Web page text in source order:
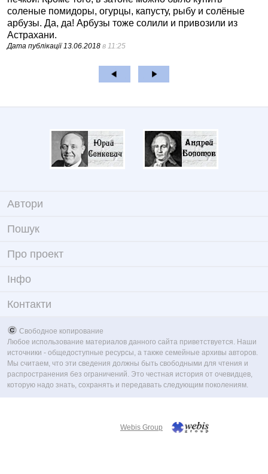
соленые помидоры, огурцы, капусту, рыбу и солёные
арбузы. Да, да! Арбузы тоже солили и привозили из
Астрахани.
Дата публікації13.06.2018 в 11:25
Автори
Пошук
Про проект
Iнфо
Контакти
Свободное копирование
Любое использование материалов данного сайта приветствуется. Наши
источники - общедоступные ресурсы, а также семейные архивы авторов.
Мы считаем, что эти сведения должны быть свободными для чтения и
распространения без ограничений. Это честная история от очевидцев,
которую надо знать, сохранять и передавать следующим поколениям.
Webis Group